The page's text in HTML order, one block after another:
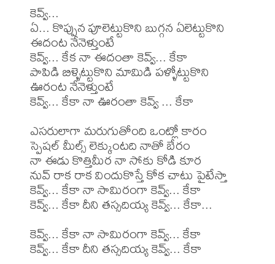
కెవ్వ్...
ఏ... కొప్పున పూలెట్టుకొని బుగ్గన ఏలెట్టుకొని
ఈదంట నేనెళ్తుంటే
కెవ్వ్... కేక నా ఈదంతా కెవ్వ్... కేకా
పాపిడి బిళ్ళెట్టుకొని మామిడి పళ్ళోట్టుకొని
ఊరంట నేనెళ్తుంటే
కెవ్వ్... కేకా నా ఊరంతా కెవ్వ్ ... కేకా
ఎసరులాగా మరుగుతోంది ఒంట్లో కారం
స్పెషల్ మీల్స్ లెక్కుంటది నాతో బేరం
నా ఈడు కొత్తిమీర నా సోకు కోడి కూర
నువ్ రాక రాక విందుకొస్తే కోక చాటు పైటేస్తా
కెవ్వ్... కేకా నా సామిరంగా కెవ్వ్... కేకా
కెవ్వ్... కేకా దీని తస్సదియ్య కెవ్వ్... కేకా...
కెవ్వ్... కేకా నా సామిరంగా కెవ్వ్... కేకా
కెవ్వ్... కేకా దీని తస్సదియ్య కెవ్వ్... కేకా